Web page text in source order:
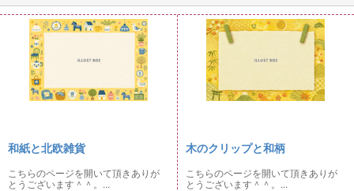
和紙と北欧雑貨
こちらのページを開いて頂きありが
とうございます＾＾。...
木のクリップと和柄
こちらのページを開いて頂きありが
とうございます＾＾。...